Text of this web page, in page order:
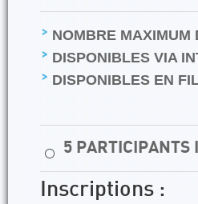
NOMBRE MAXIMUM
DISPONIBLES VIA
DISPONIBLES EN
⚪ 5 PARTICIPANTS
Inscriptions :